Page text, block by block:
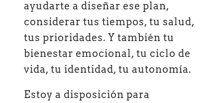
ayudarte a diseñar ese plan,
considerar tus tiempos, tu salud,
tus prioridades. Y también tu
bienestar emocional, tu ciclo de
vida, tu identidad, tu autonomía.
Estoy a disposición para